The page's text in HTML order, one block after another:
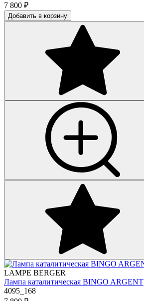
7 800 ₽
Добавить в корзину
LAMPE BERGER
Лампа каталитическая BINGO ARGENT
4095_168